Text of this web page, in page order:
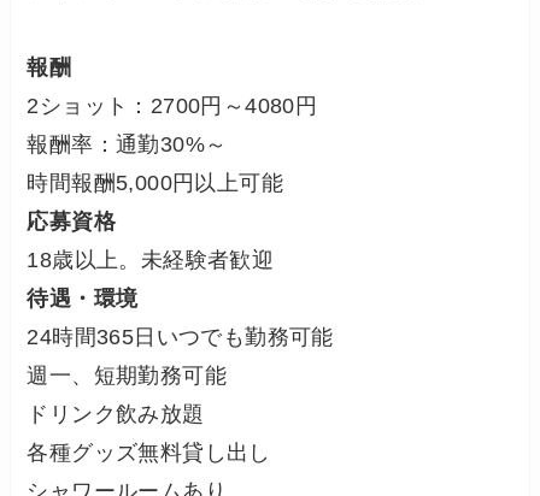
報酬
2ショット：2700円～4080円
報酬率：通勤30%～
時間報酬5,000円以上可能
応募資格
18歳以上。未経験者歓迎
待遇・環境
24時間365日いつでも勤務可能
週一、短期勤務可能
ドリンク飲み放題
各種グッズ無料貸し出し